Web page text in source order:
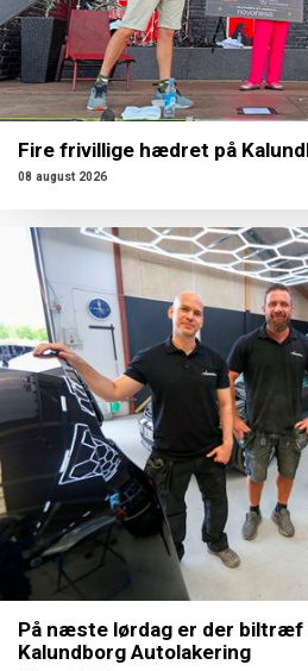
Fire frivillige hædret på
08 august 2026
På næste lørdag er der biltræf
Kalundborg Autolakering